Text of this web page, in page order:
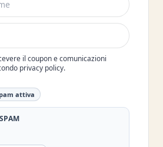
il coupon e comunicazioni
privacy policy.
attiva